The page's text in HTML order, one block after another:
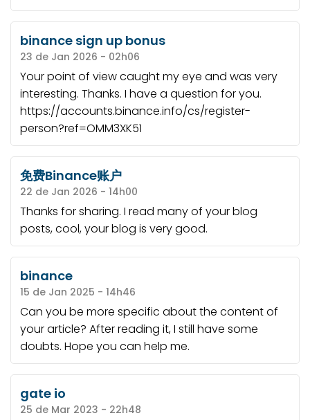
binance sign up bonus
23 de Jan 2026 - 02h06
Your point of view caught my eye and was very
interesting. Thanks. I have a question for you.
https://accounts.binance.info/cs/register-
person?ref=OMM3XK51
免费Binance账户
22 de Jan 2026 - 14h00
Thanks for sharing. I read many of your blog
posts, cool, your blog is very good.
binance
15 de Jan 2025 - 14h46
Can you be more specific about the content of
your article? After reading it, I still have some
doubts. Hope you can help me.
gate io
25 de Mar 2023 - 22h48